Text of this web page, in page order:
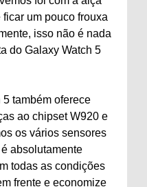
um pouco frouxa
isso não é nada
do Galaxy Watch 5
também oferece
ao chipset W920 e
os vários sensores
absolutamente
todas as condições
frente e economize